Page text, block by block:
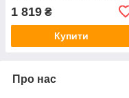
1 819 ₴
Купити
Про нас